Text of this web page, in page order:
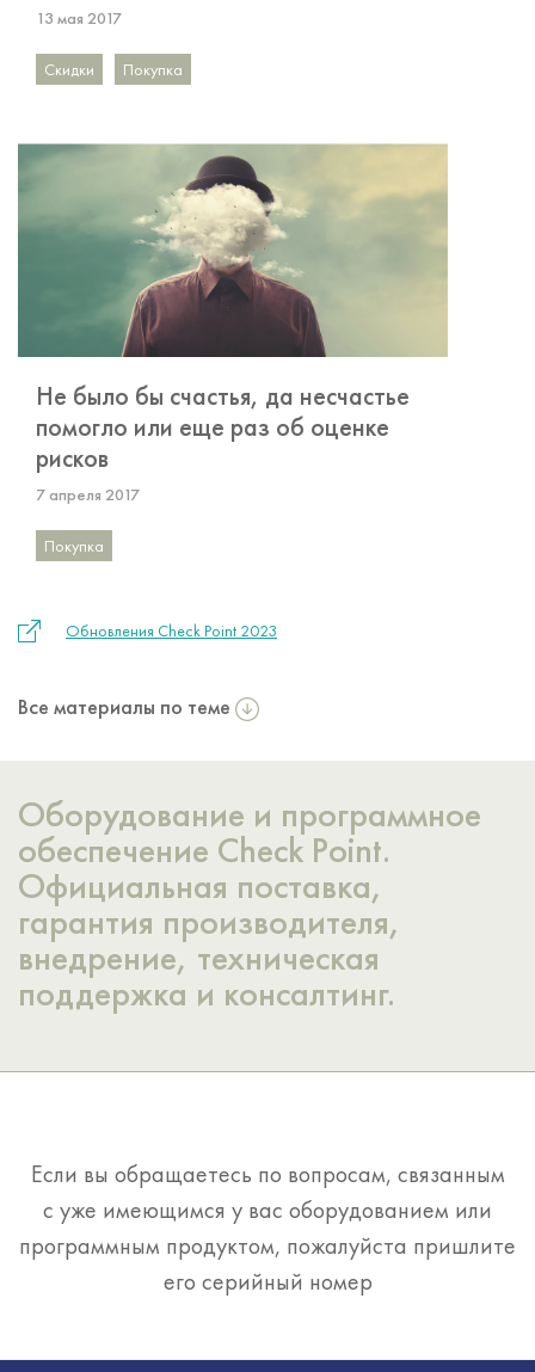
13 мая 2017
Скидки Покупка
Не было бы счастья, да несчастье
помогло или еще раз об оценке
рисков
7 апреля 2017
Покупка
Обновления Check Point 2023
Все материалы по теме
Оборудование и программное
обеспечение Check Point.
Официальная поставка,
гарантия производителя,
внедрение, техническая
поддержка и консалтинг.
Если вы обращаетесь по вопросам, связанным
с уже имеющимся у вас оборудованием или
программным продуктом, пожалуйста пришлите
его серийный номер